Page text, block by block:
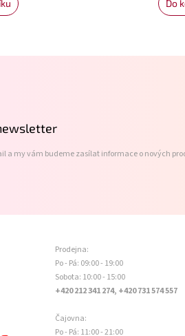
Do
a my vám budeme zasílat informace o nových
Prodejna:
Po - Pá: 09:00 - 19:00
Sobota: 10:00 - 15:00
+420 212 341 274, +420 731 574 557
Čajovna:
Po - Pá: 11:00 - 21:00